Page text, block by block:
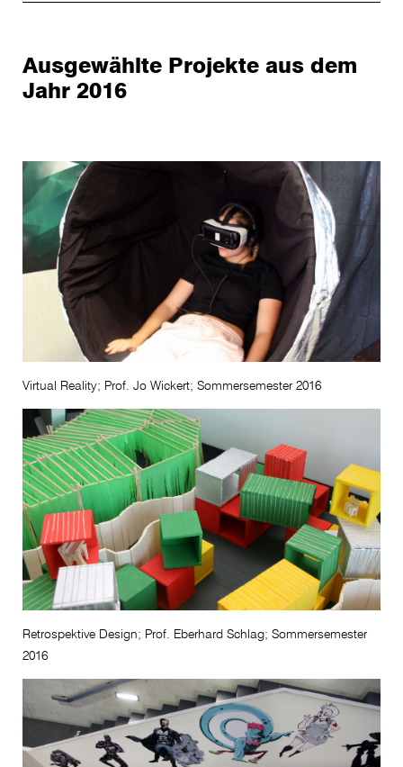
Ausgewählte Projekte aus dem
Jahr 2016
Virtual Reality; Prof. Jo Wickert; Sommersemester 2016
Retrospektive Design; Prof. Eberhard Schlag; Sommersemester
2016